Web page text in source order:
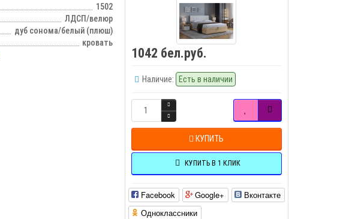
1502
ЛДСП/велюр
дуб сонома/белый (плюш)
кровать
1042 бел.руб.
Наличие: Есть в наличии
КУПИТЬ
КУПИТЬ В 1 КЛИК
Facebook Google+
Вконтакте
Одноклассники